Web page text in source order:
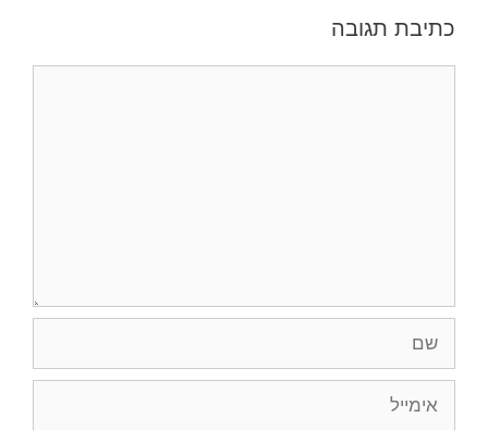
כתיבת תגובה